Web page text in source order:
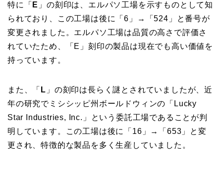
特に「 E 」の刻印は、エルパソ工場を示すものとして知
られており、この工場は後に「6」→「524」と番号が
変更されました。エルパソ工場は品質の高さで評価さ
れていたため、「E」刻印の製品は現在でも高い価値を
持っています。
また、「 L 」の刻印は長らく謎とされていましたが、近
年の研究でミシシッピ州ボールドウィンの「Lucky
Star Industries, Inc.」という委託工場であることが判
明しています。この工場は後に「16」→「653」と変
更され、特徴的な製品を多く生産していました。